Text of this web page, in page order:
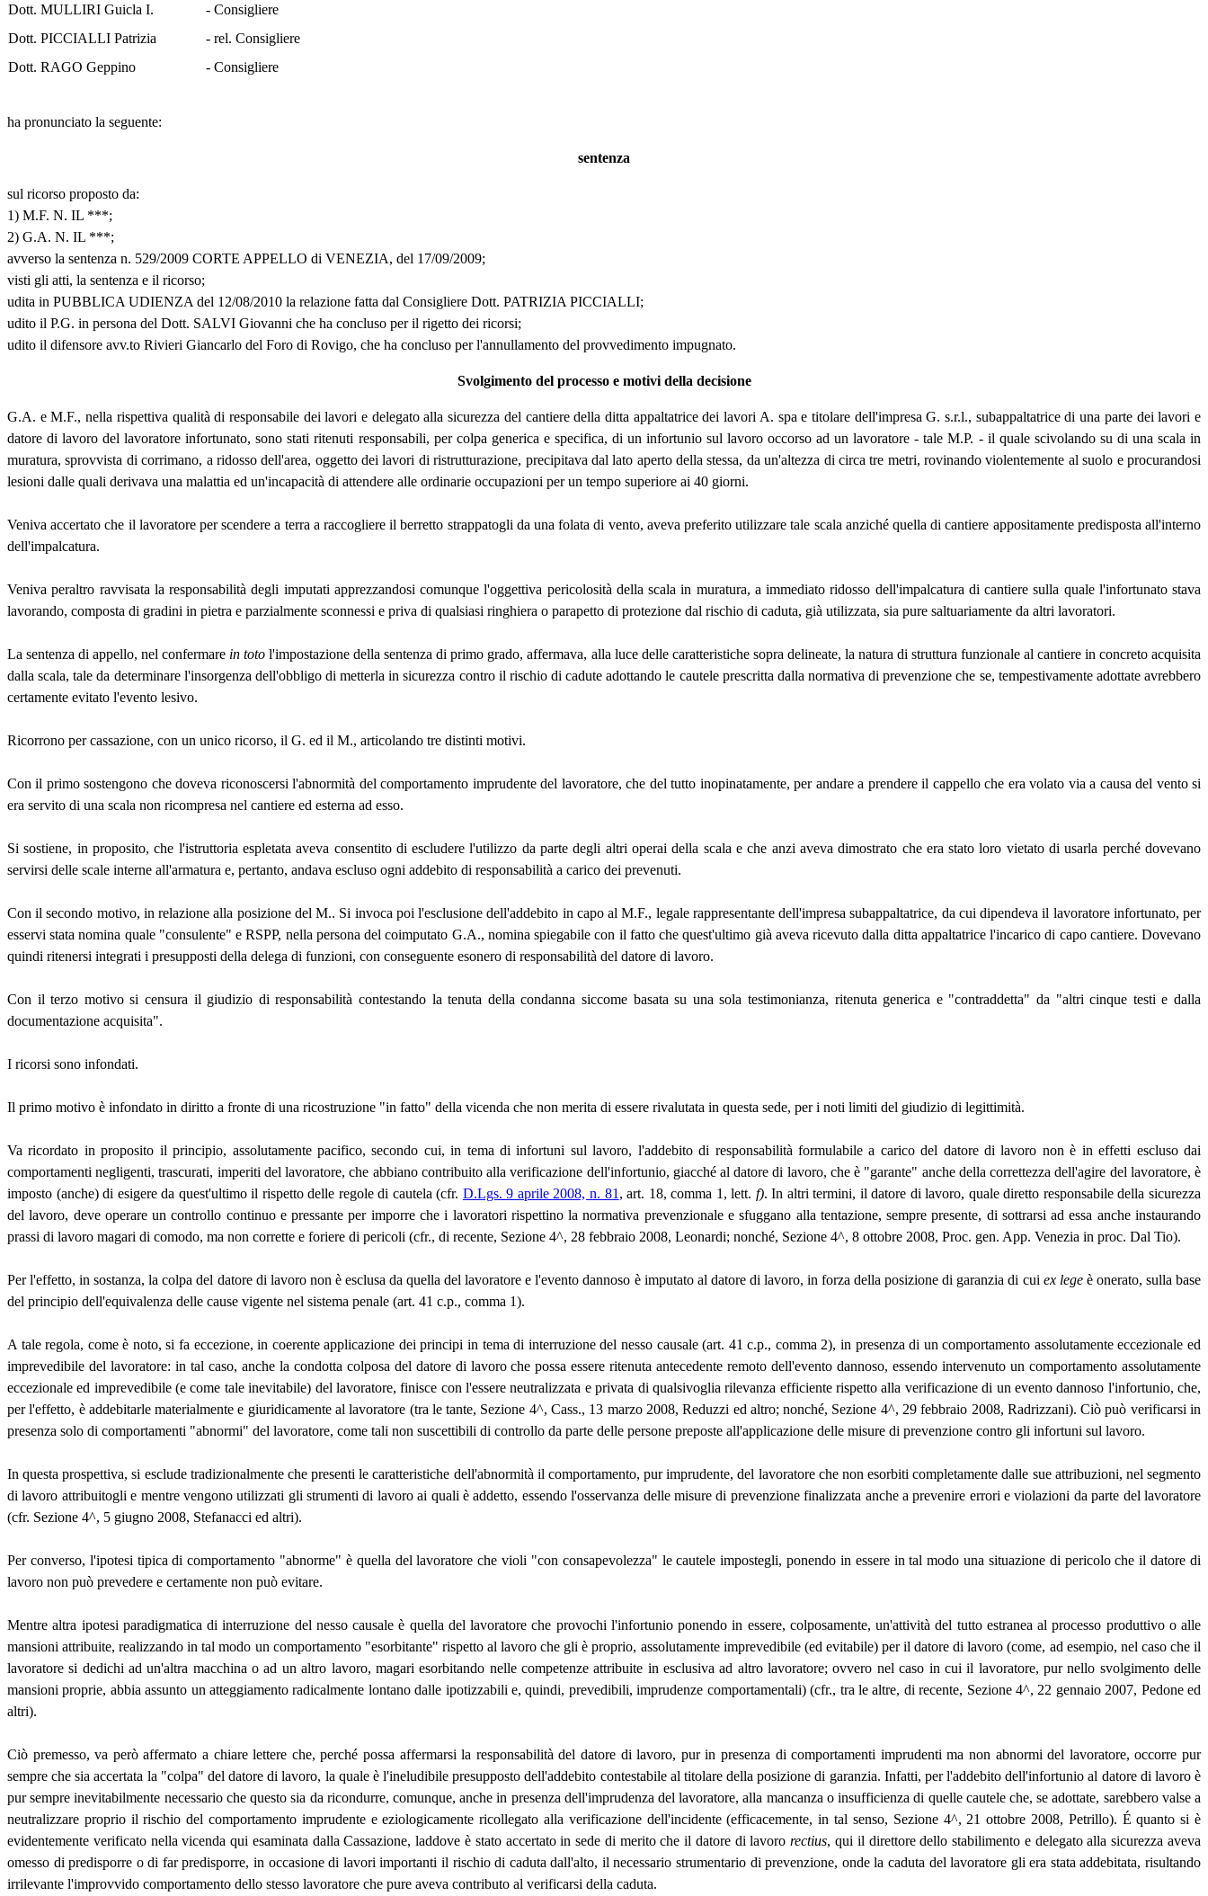
Dott. MULLIRI Guicla I.
Dott. PICCIALLI Patrizia
Dott. RAGO Geppino
- Consigliere
- rel. Consigliere
- Consigliere
ha pronunciato la seguente:
sentenza
sul ricorso proposto da:
1) M.F. N. IL ***;
2) G.A. N. IL ***;
avverso la sentenza n. 529/2009 CORTE APPELLO di VENEZIA, del 17/09/2009;
visti gli atti, la sentenza e il ricorso;
udita in PUBBLICA UDIENZA del 12/08/2010 la relazione fatta dal Consigliere Dott. PATRIZIA PICCIALLI;
udito il P.G. in persona del Dott. SALVI Giovanni che ha concluso per il rigetto dei ricorsi;
udito il difensore avv.to Rivieri Giancarlo del Foro di Rovigo, che ha concluso per l'annullamento del provvedimento impugnato.
Svolgimento del processo e motivi della decisione
G.A. e M.F., nella rispettiva qualità di responsabile dei lavori e delegato alla sicurezza del cantiere della ditta appaltatrice dei lavori A. spa e titolare dell'impresa G. s.r.l., subappaltatrice di una parte dei lavori e
datore di lavoro del lavoratore infortunato, sono stati ritenuti responsabili, per colpa generica e specifica, di un infortunio sul lavoro occorso ad un lavoratore - tale M.P. - il quale scivolando su di una scala in
muratura, sprovvista di corrimano, a ridosso dell'area, oggetto dei lavori di ristrutturazione, precipitava dal lato aperto della stessa, da un'altezza di circa tre metri, rovinando violentemente al suolo e procurandosi
lesioni dalle quali derivava una malattia ed un'incapacità di attendere alle ordinarie occupazioni per un tempo superiore ai 40 giorni.
Veniva accertato che il lavoratore per scendere a terra a raccogliere il berretto strappatogli da una folata di vento, aveva preferito utilizzare tale scala anziché quella di cantiere appositamente predisposta all'interno
dell'impalcatura.
Veniva peraltro ravvisata la responsabilità degli imputati apprezzandosi comunque l'oggettiva pericolosità della scala in muratura, a immediato ridosso dell'impalcatura di cantiere sulla quale l'infortunato stava
lavorando, composta di gradini in pietra e parzialmente sconnessi e priva di qualsiasi ringhiera o parapetto di protezione dal rischio di caduta, già utilizzata, sia pure saltuariamente da altri lavoratori.
La sentenza di appello, nel confermare in toto l'impostazione della sentenza di primo grado, affermava, alla luce delle caratteristiche sopra delineate, la natura di struttura funzionale al cantiere in concreto acquisita
dalla scala, tale da determinare l'insorgenza dell'obbligo di metterla in sicurezza contro il rischio di cadute adottando le cautele prescritta dalla normativa di prevenzione che se, tempestivamente adottate avrebbero
certamente evitato l'evento lesivo.
Ricorrono per cassazione, con un unico ricorso, il G. ed il M., articolando tre distinti motivi.
Con il primo sostengono che doveva riconoscersi l'abnormità del comportamento imprudente del lavoratore, che del tutto inopinatamente, per andare a prendere il cappello che era volato via a causa del vento si
era servito di una scala non ricompresa nel cantiere ed esterna ad esso.
Si sostiene, in proposito, che l'istruttoria espletata aveva consentito di escludere l'utilizzo da parte degli altri operai della scala e che anzi aveva dimostrato che era stato loro vietato di usarla perché dovevano
servirsi delle scale interne all'armatura e, pertanto, andava escluso ogni addebito di responsabilità a carico dei prevenuti.
Con il secondo motivo, in relazione alla posizione del M.. Si invoca poi l'esclusione dell'addebito in capo al M.F., legale rappresentante dell'impresa subappaltatrice, da cui dipendeva il lavoratore infortunato, per
esservi stata nomina quale "consulente" e RSPP, nella persona del coimputato G.A., nomina spiegabile con il fatto che quest'ultimo già aveva ricevuto dalla ditta appaltatrice l'incarico di capo cantiere. Dovevano
quindi ritenersi integrati i presupposti della delega di funzioni, con conseguente esonero di responsabilità del datore di lavoro.
Con il terzo motivo si censura il giudizio di responsabilità contestando la tenuta della condanna siccome basata su una sola testimonianza, ritenuta generica e "contraddetta" da "altri cinque testi e dalla
documentazione acquisita".
I ricorsi sono infondati.
Il primo motivo è infondato in diritto a fronte di una ricostruzione "in fatto" della vicenda che non merita di essere rivalutata in questa sede, per i noti limiti del giudizio di legittimità.
Va ricordato in proposito il principio, assolutamente pacifico, secondo cui, in tema di infortuni sul lavoro, l'addebito di responsabilità formulabile a carico del datore di lavoro non è in effetti escluso dai
comportamenti negligenti, trascurati, imperiti del lavoratore, che abbiano contribuito alla verificazione dell'infortunio, giacché al datore di lavoro, che è "garante" anche della correttezza dell'agire del lavoratore, è
imposto (anche) di esigere da quest'ultimo il rispetto delle regole di cautela (cfr. D.Lgs. 9 aprile 2008, n. 81 , art. 18, comma 1, lett. f). In altri termini, il datore di lavoro, quale diretto responsabile della sicurezza
del lavoro, deve operare un controllo continuo e pressante per imporre che i lavoratori rispettino la normativa prevenzionale e sfuggano alla tentazione, sempre presente, di sottrarsi ad essa anche instaurando
prassi di lavoro magari di comodo, ma non corrette e foriere di pericoli (cfr., di recente, Sezione 4^, 28 febbraio 2008, Leonardi; nonché, Sezione 4^, 8 ottobre 2008, Proc. gen. App. Venezia in proc. Dal Tio).
Per l'effetto, in sostanza, la colpa del datore di lavoro non è esclusa da quella del lavoratore e l'evento dannoso è imputato al datore di lavoro, in forza della posizione di garanzia di cui ex legeè onerato, sulla base
del principio dell'equivalenza delle cause vigente nel sistema penale (art. 41 c.p., comma 1).
A tale regola, come è noto, si fa eccezione, in coerente applicazione dei principi in tema di interruzione del nesso causale (art. 41 c.p., comma 2), in presenza di un comportamento assolutamente eccezionale ed
imprevedibile del lavoratore: in tal caso, anche la condotta colposa del datore di lavoro che possa essere ritenuta antecedente remoto dell'evento dannoso, essendo intervenuto un comportamento assolutamente
eccezionale ed imprevedibile (e come tale inevitabile) del lavoratore, finisce con l'essere neutralizzata e privata di qualsivoglia rilevanza efficiente rispetto alla verificazione di un evento dannoso l'infortunio, che,
per l'effetto, è addebitarle materialmente e giuridicamente al lavoratore (tra le tante, Sezione 4^, Cass., 13 marzo 2008, Reduzzi ed altro; nonché, Sezione 4^, 29 febbraio 2008, Radrizzani). Ciò può verificarsi in
presenza solo di comportamenti "abnormi" del lavoratore, come tali non suscettibili di controllo da parte delle persone preposte all'applicazione delle misure di prevenzione contro gli infortuni sul lavoro.
In questa prospettiva, si esclude tradizionalmente che presenti le caratteristiche dell'abnormità il comportamento, pur imprudente, del lavoratore che non esorbiti completamente dalle sue attribuzioni, nel segmento
di lavoro attribuitogli e mentre vengono utilizzati gli strumenti di lavoro ai quali è addetto, essendo l'osservanza delle misure di prevenzione finalizzata anche a prevenire errori e violazioni da parte del lavoratore
(cfr. Sezione 4^, 5 giugno 2008, Stefanacci ed altri).
Per converso, l'ipotesi tipica di comportamento "abnorme" è quella del lavoratore che violi "con consapevolezza" le cautele impostegli, ponendo in essere in tal modo una situazione di pericolo che il datore di
lavoro non può prevedere e certamente non può evitare.
Mentre altra ipotesi paradigmatica di interruzione del nesso causale è quella del lavoratore che provochi l'infortunio ponendo in essere, colposamente, un'attività del tutto estranea al processo produttivo o alle
mansioni attribuite, realizzando in tal modo un comportamento "esorbitante" rispetto al lavoro che gli è proprio, assolutamente imprevedibile (ed evitabile) per il datore di lavoro (come, ad esempio, nel caso che il
lavoratore si dedichi ad un'altra macchina o ad un altro lavoro, magari esorbitando nelle competenze attribuite in esclusiva ad altro lavoratore; ovvero nel caso in cui il lavoratore, pur nello svolgimento delle
mansioni proprie, abbia assunto un atteggiamento radicalmente lontano dalle ipotizzabili e, quindi, prevedibili, imprudenze comportamentali) (cfr., tra le altre, di recente, Sezione 4^, 22 gennaio 2007, Pedone ed
altri).
Ciò premesso, va però affermato a chiare lettere che, perché possa affermarsi la responsabilità del datore di lavoro, pur in presenza di comportamenti imprudenti ma non abnormi del lavoratore, occorre pur
sempre che sia accertata la "colpa" del datore di lavoro, la quale è l'ineludibile presupposto dell'addebito contestabile al titolare della posizione di garanzia. Infatti, per l'addebito dell'infortunio al datore di lavoro è
pur sempre inevitabilmente necessario che questo sia da ricondurre, comunque, anche in presenza dell'imprudenza del lavoratore, alla mancanza o insufficienza di quelle cautele che, se adottate, sarebbero valse a
neutralizzare proprio il rischio del comportamento imprudente e eziologicamente ricollegato alla verificazione dell'incidente (efficacemente, in tal senso, Sezione 4^, 21 ottobre 2008, Petrillo). É quanto si è
evidentemente verificato nella vicenda qui esaminata dalla Cassazione, laddove è stato accertato in sede di merito che il datore di lavororectius, qui il direttore dello stabilimento e delegato alla sicurezza aveva
omesso di predisporre o di far predisporre, in occasione di lavori importanti il rischio di caduta dall'alto, il necessario strumentario di prevenzione, onde la caduta del lavoratore gli era stata addebitata, risultando
irrilevante l'improvvido comportamento dello stesso lavoratore che pure aveva contributo al verificarsi della caduta.